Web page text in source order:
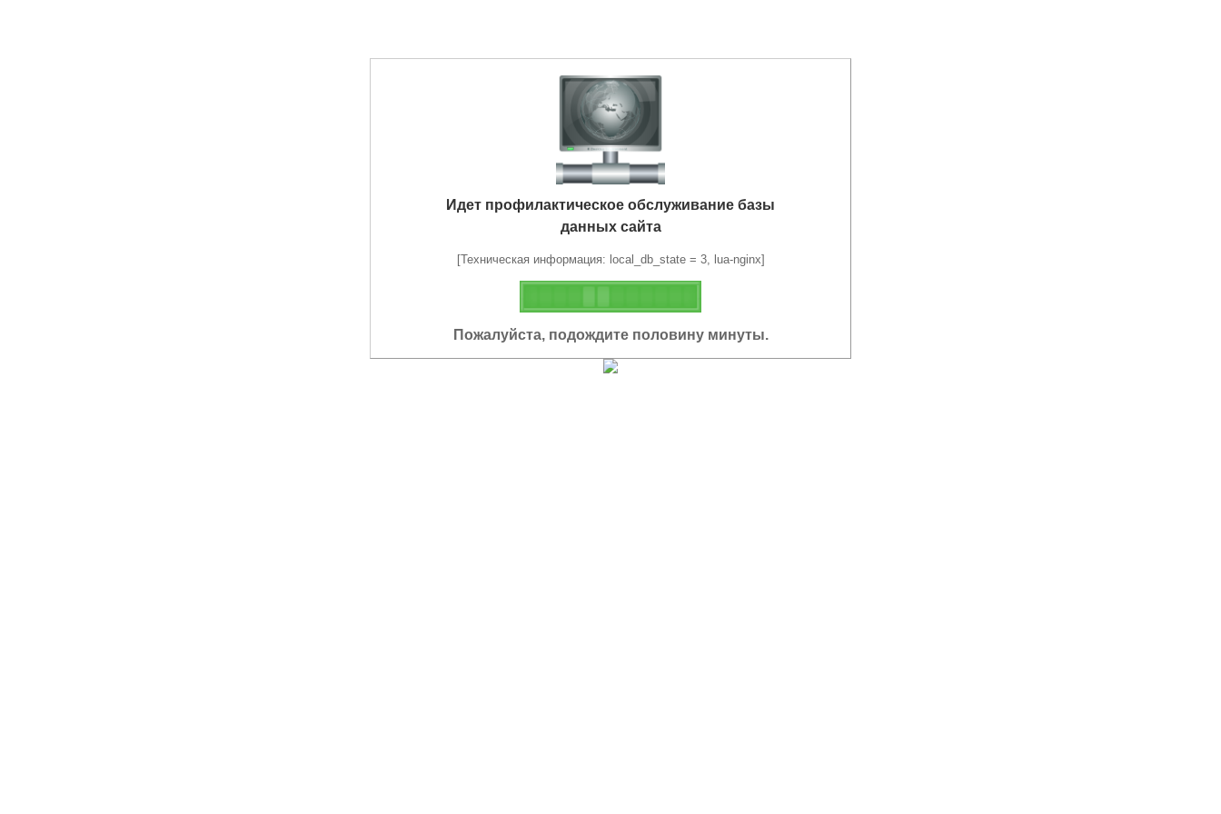
Идет профилактическое обслуживание базы
данных сайта
[Техническая информация: local_db_state = 3, lua-nginx]
Пожалуйста, подождите половину минуты.